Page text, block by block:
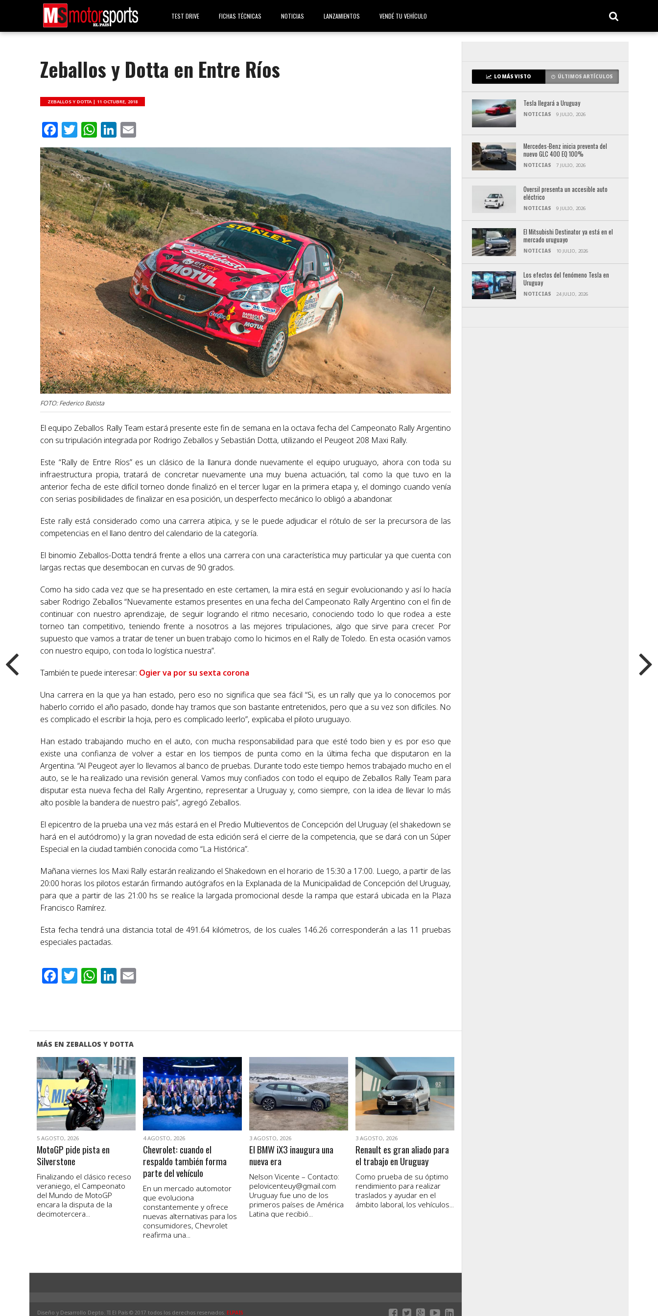
TEST DRIVE FICHAS TÉCNICAS NOTICIAS LANZAMIENTOS VENDÉ TU VEHÍCULO
Zeballos y Dotta en Entre Ríos
ZEBALLOS Y DOTTA | 11 OCTUBRE, 2018
Facebook
Twitter
WhatsApp
LinkedIn
FOTO: Federico Batista
El equipo Zeballos Rally Team estará presente este fin de semana en la octava fecha del Campeonato Rally Argentino
con su tripulación integrada por Rodrigo Zeballos y Sebastián Dotta, utilizando el Peugeot 208 Maxi Rally.
Este “Rally de Entre Ríos” es un clásico de la llanura donde nuevamente el equipo uruguayo, ahora con toda su
infraestructura propia, tratará de concretar nuevamente una muy buena actuación, tal como la que tuvo en la
anterior fecha de este difícil torneo donde finalizó en el tercer lugar en la primera etapa y, el domingo cuando venía
con serias posibilidades de finalizar en esa posición, un desperfecto mecánico lo obligó a abandonar.
Este rally está considerado como una carrera atípica, y se le puede adjudicar el rótulo de ser la precursora de las
competencias en el llano dentro del calendario de la categoría.
El binomio Zeballos-Dotta tendrá frente a ellos una carrera con una característica muy particular ya que cuenta con
largas rectas que desembocan en curvas de 90 grados.
Como ha sido cada vez que se ha presentado en este certamen, la mira está en seguir evolucionando y así lo hacía
saber Rodrigo Zeballos “Nuevamente estamos presentes en una fecha del Campeonato Rally Argentino con el fin de
continuar con nuestro aprendizaje, de seguir logrando el ritmo necesario, conociendo todo lo que rodea a este
torneo tan competitivo, teniendo frente a nosotros a las mejores tripulaciones, algo que sirve para crecer. Por
supuesto que vamos a tratar de tener un buen trabajo como lo hicimos en el Rally de Toledo. En esta ocasión vamos
con nuestro equipo, con toda lo logística nuestra”.
También te puede interesar: Ogier va por su sexta corona
Una carrera en la que ya han estado, pero eso no significa que sea fácil “Si, es un rally que ya lo conocemos por
haberlo corrido el año pasado, donde hay tramos que son bastante entretenidos, pero que a su vez son difíciles. No
es complicado el escribir la hoja, pero es complicado leerlo”, explicaba el piloto uruguayo.
Han estado trabajando mucho en el auto, con mucha responsabilidad para que esté todo bien y es por eso que
existe una confianza de volver a estar en los tiempos de punta como en la última fecha que disputaron en la
Argentina. “Al Peugeot ayer lo llevamos al banco de pruebas. Durante todo este tiempo hemos trabajado mucho en el
auto, se le ha realizado una revisión general. Vamos muy confiados con todo el equipo de Zeballos Rally Team para
disputar esta nueva fecha del Rally Argentino, representar a Uruguay y, como siempre, con la idea de llevar lo más
alto posible la bandera de nuestro país”, agregó Zeballos.
El epicentro de la prueba una vez más estará en el Predio Multieventos de Concepción del Uruguay (el shakedown se
hará en el autódromo) y la gran novedad de esta edición será el cierre de la competencia, que se dará con un Súper
Especial en la ciudad también conocida como “La Histórica”.
Mañana viernes los Maxi Rally estarán realizando el Shakedown en el horario de 15:30 a 17:00. Luego, a partir de las
20:00 horas los pilotos estarán firmando autógrafos en la Explanada de la Municipalidad de Concepción del Uruguay,
para que a partir de las 21:00 hs se realice la largada promocional desde la rampa que estará ubicada en la Plaza
Francisco Ramírez.
Esta fecha tendrá una distancia total de 491.64 kilómetros, de los cuales 146.26 corresponderán a las 11 pruebas
especiales pactadas.
Facebook
Twitter
WhatsApp
LinkedIn
MÁS EN ZEBALLOS Y DOTTA
VER NOTA
5 AGOSTO, 2026
MotoGP pide pista en
Silverstone
Finalizando el clásico receso
veraniego, el Campeonato
del Mundo de MotoGP
encara la disputa de la
decimotercera...
VER NOTA
4 AGOSTO, 2026
Chevrolet: cuando el
respaldo también forma
parte del vehículo
En un mercado automotor
que evoluciona
constantemente y ofrece
nuevas alternativas para los
consumidores, Chevrolet
reafirma una...
VER NOTA
3 AGOSTO, 2026
El BMW iX3 inaugura una
nueva era
Nelson Vicente – Contacto:
pelovicenteuy@gmail.com
Uruguay fue uno de los
primeros países de América
Latina que recibió...
VER NOTA
3 AGOSTO, 2026
Renault es gran aliado para
el trabajo en Uruguay
Como prueba de su óptimo
rendimiento para realizar
traslados y ayudar en el
ámbito laboral, los vehículos...
LO MÁS VISTO ÚLTIMOS ARTÍCULOS
Tesla llegará a Uruguay
NOTICIAS 9 JULIO, 2026
Mercedes-Benz inicia preventa del
nuevo GLC 400 EQ 100%
NOTICIAS 7 JULIO, 2026
Oversil presenta un accesible auto
eléctrico
NOTICIAS 9 JULIO, 2026
El Mitsubishi Destinator ya está en el
mercado uruguayo
NOTICIAS 10 JULIO, 2026
Los efectos del fenómeno Tesla en
Uruguay
NOTICIAS 24 JULIO, 2026
Diseño y Desarrollo Depto. TI El País © 2017 todos los derechos reservados. ELPAIS